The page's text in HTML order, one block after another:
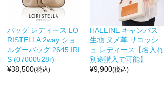
バッグ レディース LO
RISTELLA 2way ショ
ルダーバッグ 2645 IRI
S (07000528r)
¥38,500(税込)
HALEINE キャンパス
生地 ヌメ革 サコッシ
ュ レディース【名入れ
別途購入で可能】
¥9,900(税込)